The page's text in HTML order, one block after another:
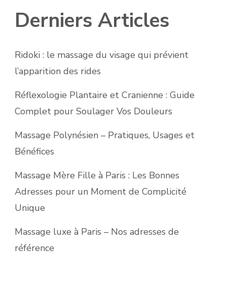
Derniers Articles
Ridoki : le massage du visage qui prévient
l’apparition des rides
Réflexologie Plantaire et Cranienne : Guide
Complet pour Soulager Vos Douleurs
Massage Polynésien – Pratiques, Usages et
Bénéfices
Massage Mère Fille à Paris : Les Bonnes
Adresses pour un Moment de Complicité
Unique
Massage luxe à Paris – Nos adresses de
référence